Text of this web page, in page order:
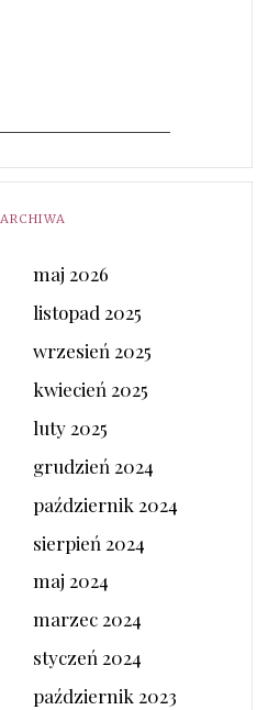
ARCHIWA
maj 2026
listopad 2025
wrzesień 2025
kwiecień 2025
luty 2025
grudzień 2024
październik 2024
sierpień 2024
maj 2024
marzec 2024
styczeń 2024
październik 2023